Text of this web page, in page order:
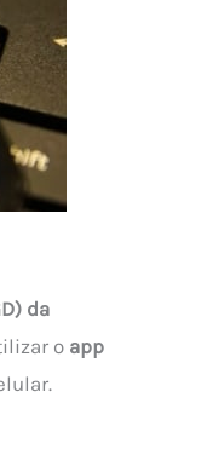
da
o app